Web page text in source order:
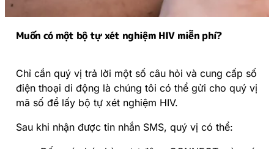
Muốn có một bộ tự xét nghiệm HIV miễn phí?
Chỉ cần quý vị trả lời một số câu hỏi và cung cấp số
điện thoại di động là chúng tôi có thể gửi cho quý vị
mã số để lấy bộ tự xét nghiệm HIV.
Sau khi nhận được tin nhắn SMS, quý vị có thể: